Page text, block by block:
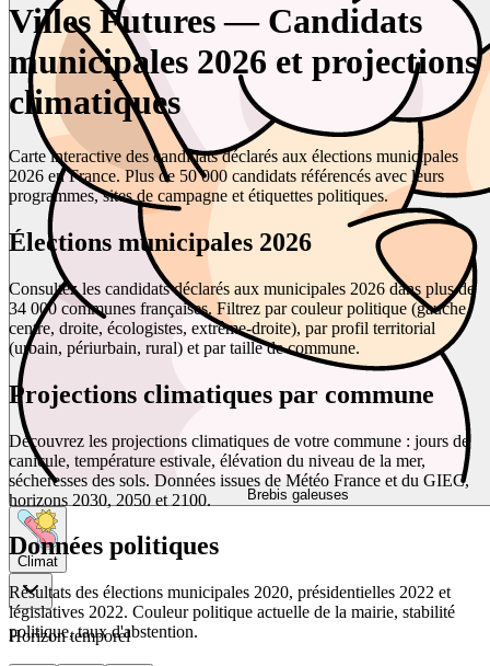
Brebis galeuses
Climat
Horizon temporel
Villes Futures — Candidats
municipales 2026 et projections
climatiques
Carte interactive des candidats déclarés aux élections municipales
2026 en France. Plus de 50 000 candidats référencés avec leurs
programmes, sites de campagne et étiquettes politiques.
Élections municipales 2026
Consultez les candidats déclarés aux municipales 2026 dans plus de
34 000 communes françaises. Filtrez par couleur politique (gauche,
centre, droite, écologistes, extrême-droite), par profil territorial
(urbain, périurbain, rural) et par taille de commune.
Projections climatiques par commune
Découvrez les projections climatiques de votre commune : jours de
canicule, température estivale, élévation du niveau de la mer,
sécheresses des sols. Données issues de Météo France et du GIEC,
horizons 2030, 2050 et 2100.
Données politiques
Résultats des élections municipales 2020, présidentielles 2022 et
législatives 2022. Couleur politique actuelle de la mairie, stabilité
politique, taux d'abstention.